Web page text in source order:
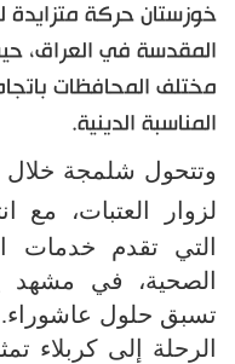
خوزستان حركة متزايدة
المقدسة في العراق،
مختلف المحافظات
المناسبة الدينية.
وتتحول شلمجة خلال
لزوار العتبات، مع
التي تقدم خدمات
الصحية، في مشهد
تسبق حلول عاشوراء.
الرحلة إلى كربلاء